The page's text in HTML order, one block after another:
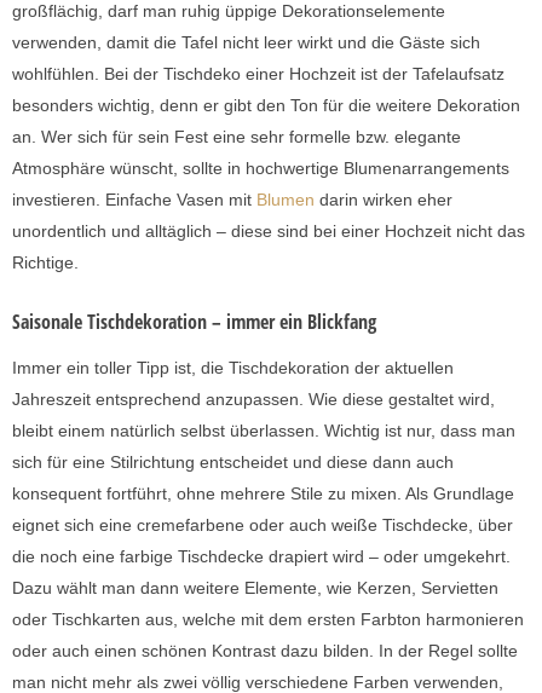
großflächig, darf man ruhig üppige Dekorationselemente
verwenden, damit die Tafel nicht leer wirkt und die Gäste sich
wohlfühlen. Bei der Tischdeko einer Hochzeit ist der Tafelaufsatz
besonders wichtig, denn er gibt den Ton für die weitere Dekoration
an. Wer sich für sein Fest eine sehr formelle bzw. elegante
Atmosphäre wünscht, sollte in hochwertige Blumenarrangements
investieren. Einfache Vasen mit Blumen darin wirken eher
unordentlich und alltäglich – diese sind bei einer Hochzeit nicht das
Richtige.
Saisonale Tischdekoration – immer ein Blickfang
Immer ein toller Tipp ist, die Tischdekoration der aktuellen
Jahreszeit entsprechend anzupassen. Wie diese gestaltet wird,
bleibt einem natürlich selbst überlassen. Wichtig ist nur, dass man
sich für eine Stilrichtung entscheidet und diese dann auch
konsequent fortführt, ohne mehrere Stile zu mixen. Als Grundlage
eignet sich eine cremefarbene oder auch weiße Tischdecke, über
die noch eine farbige Tischdecke drapiert wird – oder umgekehrt.
Dazu wählt man dann weitere Elemente, wie Kerzen, Servietten
oder Tischkarten aus, welche mit dem ersten Farbton harmonieren
oder auch einen schönen Kontrast dazu bilden. In der Regel sollte
man nicht mehr als zwei völlig verschiedene Farben verwenden,